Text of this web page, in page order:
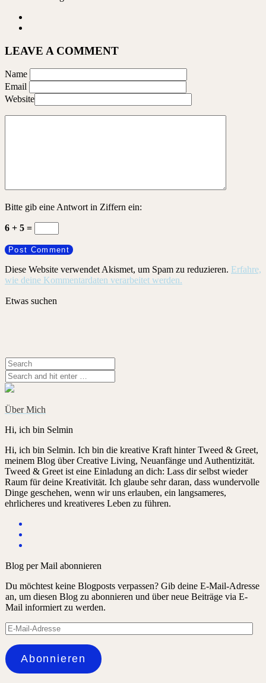
LEAVE A COMMENT
Name
Email
Website
Bitte gib eine Antwort in Ziffern ein:
6 + 5 =
Diese Website verwendet Akismet, um Spam zu reduzieren. Erfahre,
wie deine Kommentardaten verarbeitet werden.
Etwas suchen
Über Mich
Hi, ich bin Selmin
Hi, ich bin Selmin. Ich bin die kreative Kraft hinter Tweed & Greet,
meinem Blog über Creative Living, Neuanfänge und Authentizität.
Tweed & Greet ist eine Einladung an dich: Lass dir selbst wieder
Raum für deine Kreativität. Ich glaube sehr daran, dass wundervolle
Dinge geschehen, wenn wir uns erlauben, ein langsameres,
ehrlicheres und kreativeres Leben zu führen.
Blog per Mail abonnieren
Du möchtest keine Blogposts verpassen? Gib deine E-Mail-Adresse
an, um diesen Blog zu abonnieren und über neue Beiträge via E-
Mail informiert zu werden.
E-
Mail-
Adresse
Abonnieren